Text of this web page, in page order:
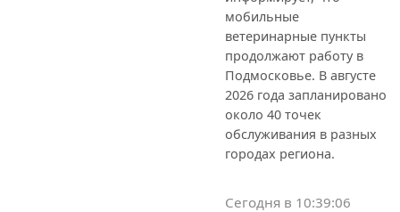
мобильные
ветеринарные пункты
продолжают работу в
Подмосковье. В августе
2026 года запланировано
около 40 точек
обслуживания в разных
городах региона.
Сегодня в 10:39:06